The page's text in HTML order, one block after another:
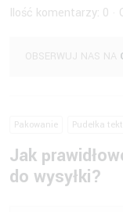
Ilość komentarzy: 0 ·
OBSERWUJ NAS NA
Pakowanie Pudełka
Jak
do wysyłki?